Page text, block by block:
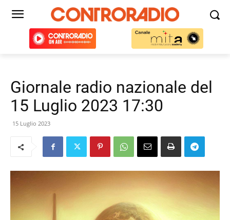
Giornale radio nazionale del
15 Luglio 2023 17:30
15 Luglio 2023